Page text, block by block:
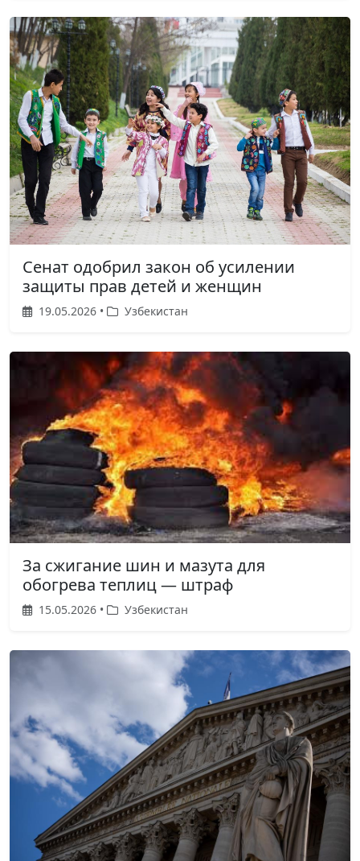
Сенат одобрил закон об усилении
защиты прав детей и женщин
19.05.2026 • Узбекистан
За сжигание шин и мазута для
обогрева теплиц — штраф
15.05.2026 • Узбекистан